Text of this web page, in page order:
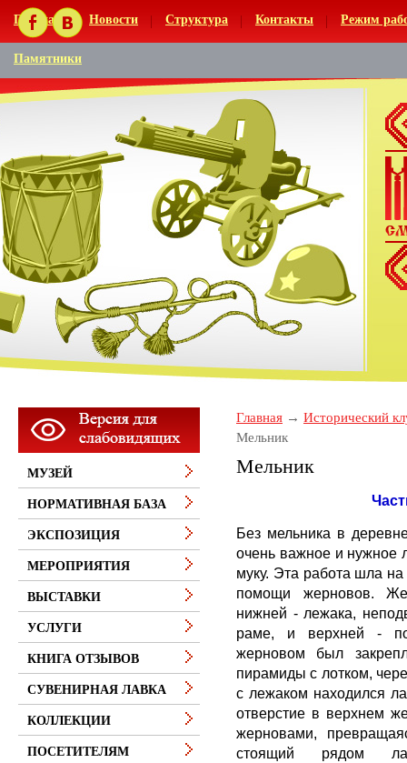
Главная Новости Структура Контакты Режим
Памятники
Главная
Исторический
Мельник
Мельник
Без мельника в
очень важное и нужное
муку. Эта работа шла
помощи жерновов.
нижней - лежака,
раме, и верхней -
жерновом был
пирамиды с лотком,
с лежаком находился
отверстие в верхнем
жерновами,
стоящий рядом
МУЗЕЙ
НОРМАТИВНАЯ БАЗА
ЭКСПОЗИЦИЯ
МЕРОПРИЯТИЯ
ВЫСТАВКИ
УСЛУГИ
КНИГА ОТЗЫВОВ
СУВЕНИРНАЯ ЛАВКА
КОЛЛЕКЦИИ
ПОСЕТИТЕЛЯМ